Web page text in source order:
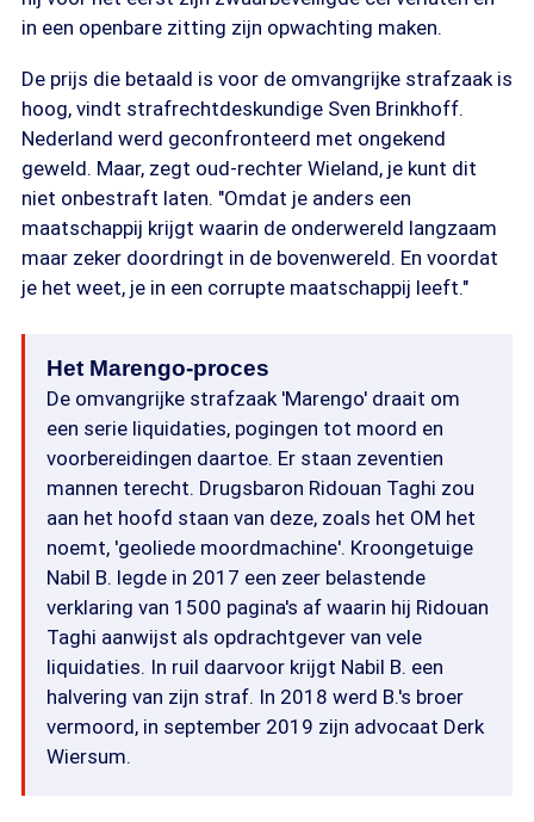
in een openbare zitting zijn opwachting maken.
De prijs die betaald is voor de omvangrijke strafzaak is
hoog, vindt strafrechtdeskundige Sven Brinkhoff.
Nederland werd geconfronteerd met ongekend
geweld. Maar, zegt oud-rechter Wieland, je kunt dit
niet onbestraft laten. "Omdat je anders een
maatschappij krijgt waarin de onderwereld langzaam
maar zeker doordringt in de bovenwereld. En voordat
je het weet, je in een corrupte maatschappij leeft."
Het Marengo-proces
De omvangrijke strafzaak 'Marengo' draait om
een serie liquidaties, pogingen tot moord en
voorbereidingen daartoe. Er staan zeventien
mannen terecht. Drugsbaron Ridouan Taghi zou
aan het hoofd staan van deze, zoals het OM het
noemt, 'geoliede moordmachine'. Kroongetuige
Nabil B. legde in 2017 een zeer belastende
verklaring van 1500 pagina's af waarin hij Ridouan
Taghi aanwijst als opdrachtgever van vele
liquidaties. In ruil daarvoor krijgt Nabil B. een
halvering van zijn straf. In 2018 werd B.'s broer
vermoord, in september 2019 zijn advocaat Derk
Wiersum.